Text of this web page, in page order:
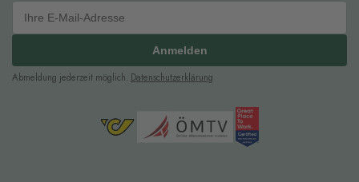
Anmelden
Abmeldung jederzeit möglich. Datenschutzerklärung